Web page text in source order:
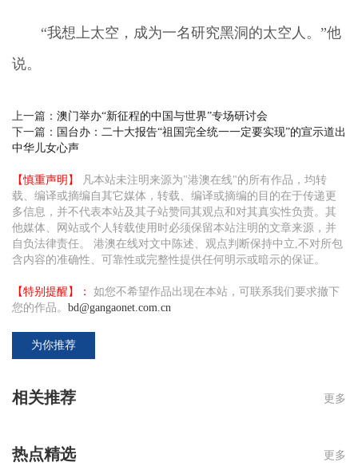
“我想上太空，成为一名研究黑洞的太空人。”他
说。
上一篇： 澳门举办“新征程的中国与世界”专场研讨会
下一篇： 国台办：二十大报告“祖国完全统一一定要实现”的宣示道出
中华儿女心声
【慎重声明】
凡本站未注明来源为"港澳在线"的所有作品，均转
载、编译或摘编自其它媒体，转载、编译或摘编的目的在于传递更
多信息，并不代表本站及其子站赞同其观点和对其真实性负责。其
他媒体、网站或个人转载使用时必须保留本站注明的文章来源，并
自负法律责任。 港澳在线对文中陈述、观点判断保持中立,不对所包
含内容的准确性、可靠性或完整性提供任何明示或暗示的保证。
【特别提醒】：
如您不希望作品出现在本站，可联系我们要求撤下
您的作品。 bd@gangaonet.com.cn
为你推荐
相关推荐 更多
热点精选 更多